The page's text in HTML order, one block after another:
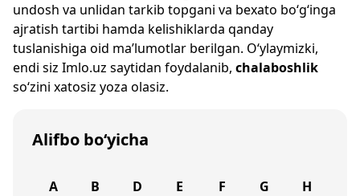
undosh va unlidan tarkib topgani va bexato bo‘g‘inga
ajratish tartibi hamda kelishiklarda qanday
tuslanishiga oid ma’lumotlar berilgan. O‘ylaymizki,
endi siz Imlo.uz saytidan foydalanib, chalaboshlik
so‘zini xatosiz yoza olasiz.
Alifbo bo‘yicha
A B D E F G H